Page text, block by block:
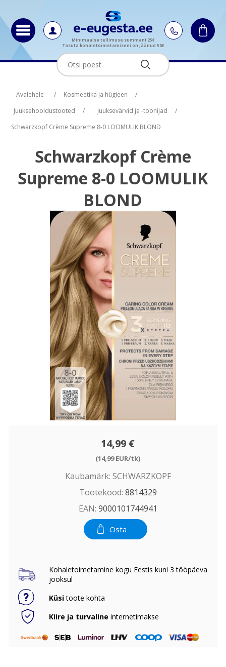
Minimaalse tellimuse summani 25€
Tasuta kohaletoimetamiseni on jäänud 50€
Avalehele / Kosmeetika ja hügieen
/
Juuksehooldustooted
/ Juuksevärvid ja -toonijad
/
Schwarzkopf Crème Supreme 8-0 LOOMULIK BLOND
Schwarzkopf Crème
Supreme 8-0 LOOMULIK
BLOND
14,99 €
(14,99 EUR/tk)
Kaubamärk: SCHWARZKOPF
Tootekood: 8814329
EAN: 9000101744941
Osta
Kohaletoimetamine kogu Eestis kuni 3 tööpäeva
jooksul
Küsitoote kohta
Kiire ja turvaline internetimakse